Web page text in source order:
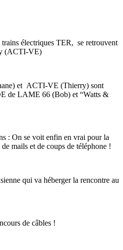
électriques TER, se retrouvent
(ACTI-VE)
et ACTI-VE (Thierry) sont
de LAME 66 (Bob) et “Watts &
: On se voit enfin en vrai pour la
mails et de coups de téléphone !
qui va héberger la rencontre au
de câbles !